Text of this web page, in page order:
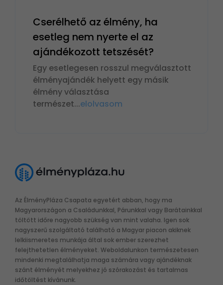
Cserélhető az élmény, ha
esetleg nem nyerte el az
ajándékozott tetszését?
Egy esetlegesen rosszul megválasztott
élményajándék helyett egy másik
élmény választása
természet...elolvasom
Az ÉlményPláza Csapata egyetért abban, hogy ma
Magyarországon a Családunkkal, Párunkkal vagy Barátainkkal
töltött időre nagyobb szükség van mint valaha. Igen sok
nagyszerű szolgáltató található a Magyar piacon akiknek
lelkiismeretes munkája által sok ember szerezhet
felejthetetlen élményeket. Weboldalunkon természetesen
mindenki megtalálhatja maga számára vagy ajándéknak
szánt élményét melyekhez jó szórakozást és tartalmas
időtöltést kívánunk.